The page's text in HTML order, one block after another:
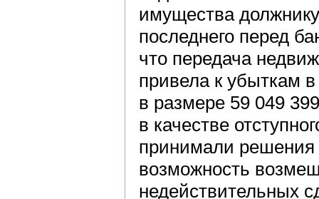
имущества
последнего перед
что передача
привела к убыткам
в размере 59 049
в качестве
принимали
возможность
недействительных